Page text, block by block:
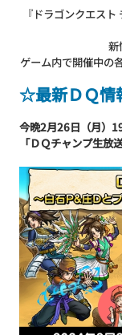
『ドラゴンクエス
新
ゲーム内で開催中の
☆最新ＤＱ
今晩2月26日（月）
「ＤＱチャンプ生放